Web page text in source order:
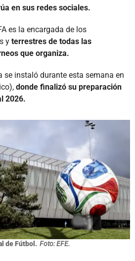
en sus redes sociales.
es la encargada de los
y terrestres de todas las
que organiza.
se instaló durante esta semana en
donde finalizó su preparación
2026.
de Fútbol. Foto: EFE.